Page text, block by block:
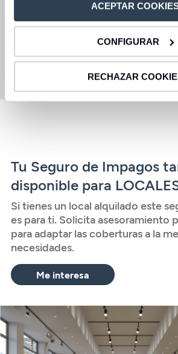
ACEPTAR
CONFIGURAR
RECHAZAR
Limpieza del Hogar
Saber más
Tu Seguro de Impagos
disponible para
Si tienes un local alquilado este
es para ti. Solicita asesoramiento
para adaptar las coberturas a la
necesidades.
Me interesa